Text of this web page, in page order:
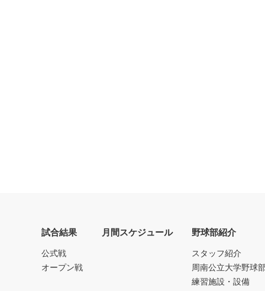
試合結果
公式戦
オープン戦
月間スケジュール 野球部紹介
スタッフ紹介
周南公立大学野球
練習施設・設備